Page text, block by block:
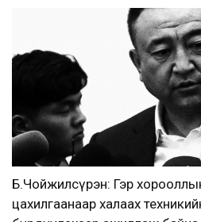
Б.Чойжилсүрэн: Гэр
цахилгаанаар халаах